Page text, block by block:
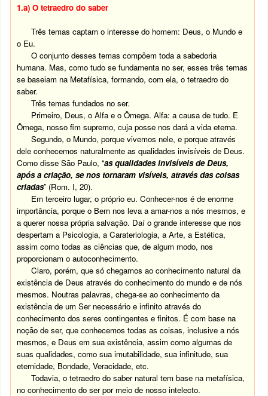
1.a) O tetraedro do saber
Três temas captam o interesse do homem: Deus, o Mundo e
o Eu.
O conjunto desses temas compõem toda a sabedoria
humana. Mas, como tudo se fundamenta no ser, esses três temas
se baseiam na Metafísica, formando, com ela, o tetraedro do
saber.
Três temas fundados no ser.
Primeiro, Deus, o Alfa e o Ômega. Alfa: a causa de tudo. E
Ômega, nosso fim supremo, cuja posse nos dará a vida eterna.
Segundo, o Mundo, porque vivemos nele, e porque através
dele conhecemos naturalmente as qualidades invisíveis de Deus.
Como disse São Paulo, “as qualidades invisíveis de Deus,
após a criação, se nos tornaram visíveis, através das coisas
criadas” (Rom. I, 20).
Em terceiro lugar, o próprio eu. Conhecer-nos é de enorme
importância, porque o Bem nos leva a amar-nos a nós mesmos, e
a querer nossa própria salvação. Daí o grande interesse que nos
despertam a Psicologia, a Carateriologia, a Arte, a Estética,
assim como todas as ciências que, de algum modo, nos
proporcionam o autoconhecimento.
Claro, porém, que só chegamos ao conhecimento natural da
existência de Deus através do conhecimento do mundo e de nós
mesmos. Noutras palavras, chega-se ao conhecimento da
existência de um Ser necessário e infinito através do
conhecimento dos seres contingentes e finitos. É com base na
noção de ser, que conhecemos todas as coisas, inclusive a nós
mesmos, e Deus em sua existência, assim como algumas de
suas qualidades, como sua imutabilidade, sua infinitude, sua
eternidade, Bondade, Veracidade, etc.
Todavia, o tetraedro do saber natural tem base na metafísica,
no conhecimento do ser por meio de nosso intelecto.